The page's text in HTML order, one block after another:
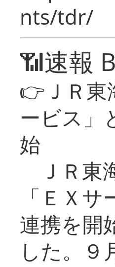
nts/tdr/
📶速報
👉ＪＲ東
ービス」
始
ＪＲ東
「ＥＸ
連携を開
した。９